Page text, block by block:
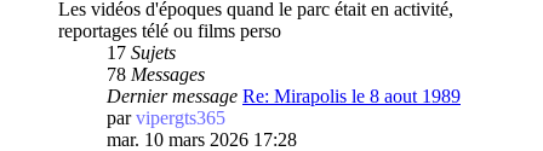
Les vidéos d'époques quand le parc était en activité,
reportages télé ou films perso
17 Sujets
78 Messages
Dernier message Re: Mirapolis le 8 aout 1989
parvipergts365
mar. 10 mars 2026 17:28